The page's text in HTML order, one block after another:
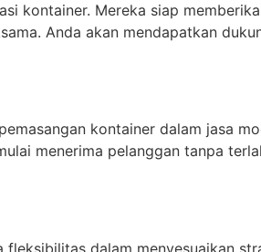
kontainer. Mereka siap
Anda akan mendapatkan
kontainer dalam jasa
menerima pelanggan tanpa
dalam menyesuaikan